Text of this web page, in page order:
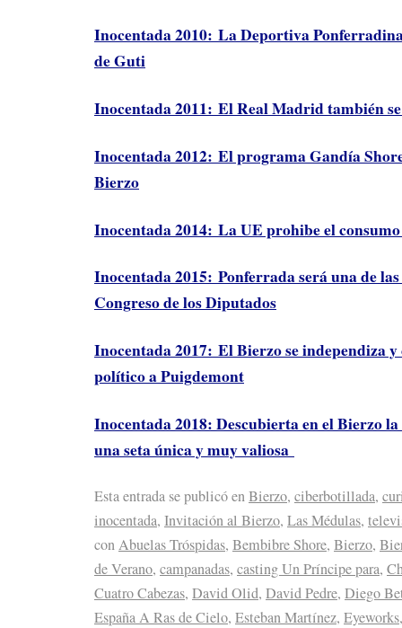
Inocentada 2010: La Deportiva
de Guti
Inocentada 2011: El Real Madrid también
Inocentada 2012: El programa Gandía
Bierzo
Inocentada 2014: La UE prohibe el
Inocentada 2015: Ponferrada será una de las
Congreso de los Diputados
Inocentada 2017: El Bierzo se independiza y
político a Puigdemont
Inocentada 2018: Descubierta en el Bierzo
una seta única y muy valiosa
Esta entrada se publicó enBierzo, ciberbotillada,
inocentada, Invitación al Bierzo, Las Médulas,
conAbuelas Tróspidas, Bembibre Shore, Bierzo,
de Verano, campanadas, casting Un Príncipe para,
Cuatro Cabezas, David Olid, David Pedre, Diego
España A Ras de Cielo, Esteban Martínez, Eyeworks